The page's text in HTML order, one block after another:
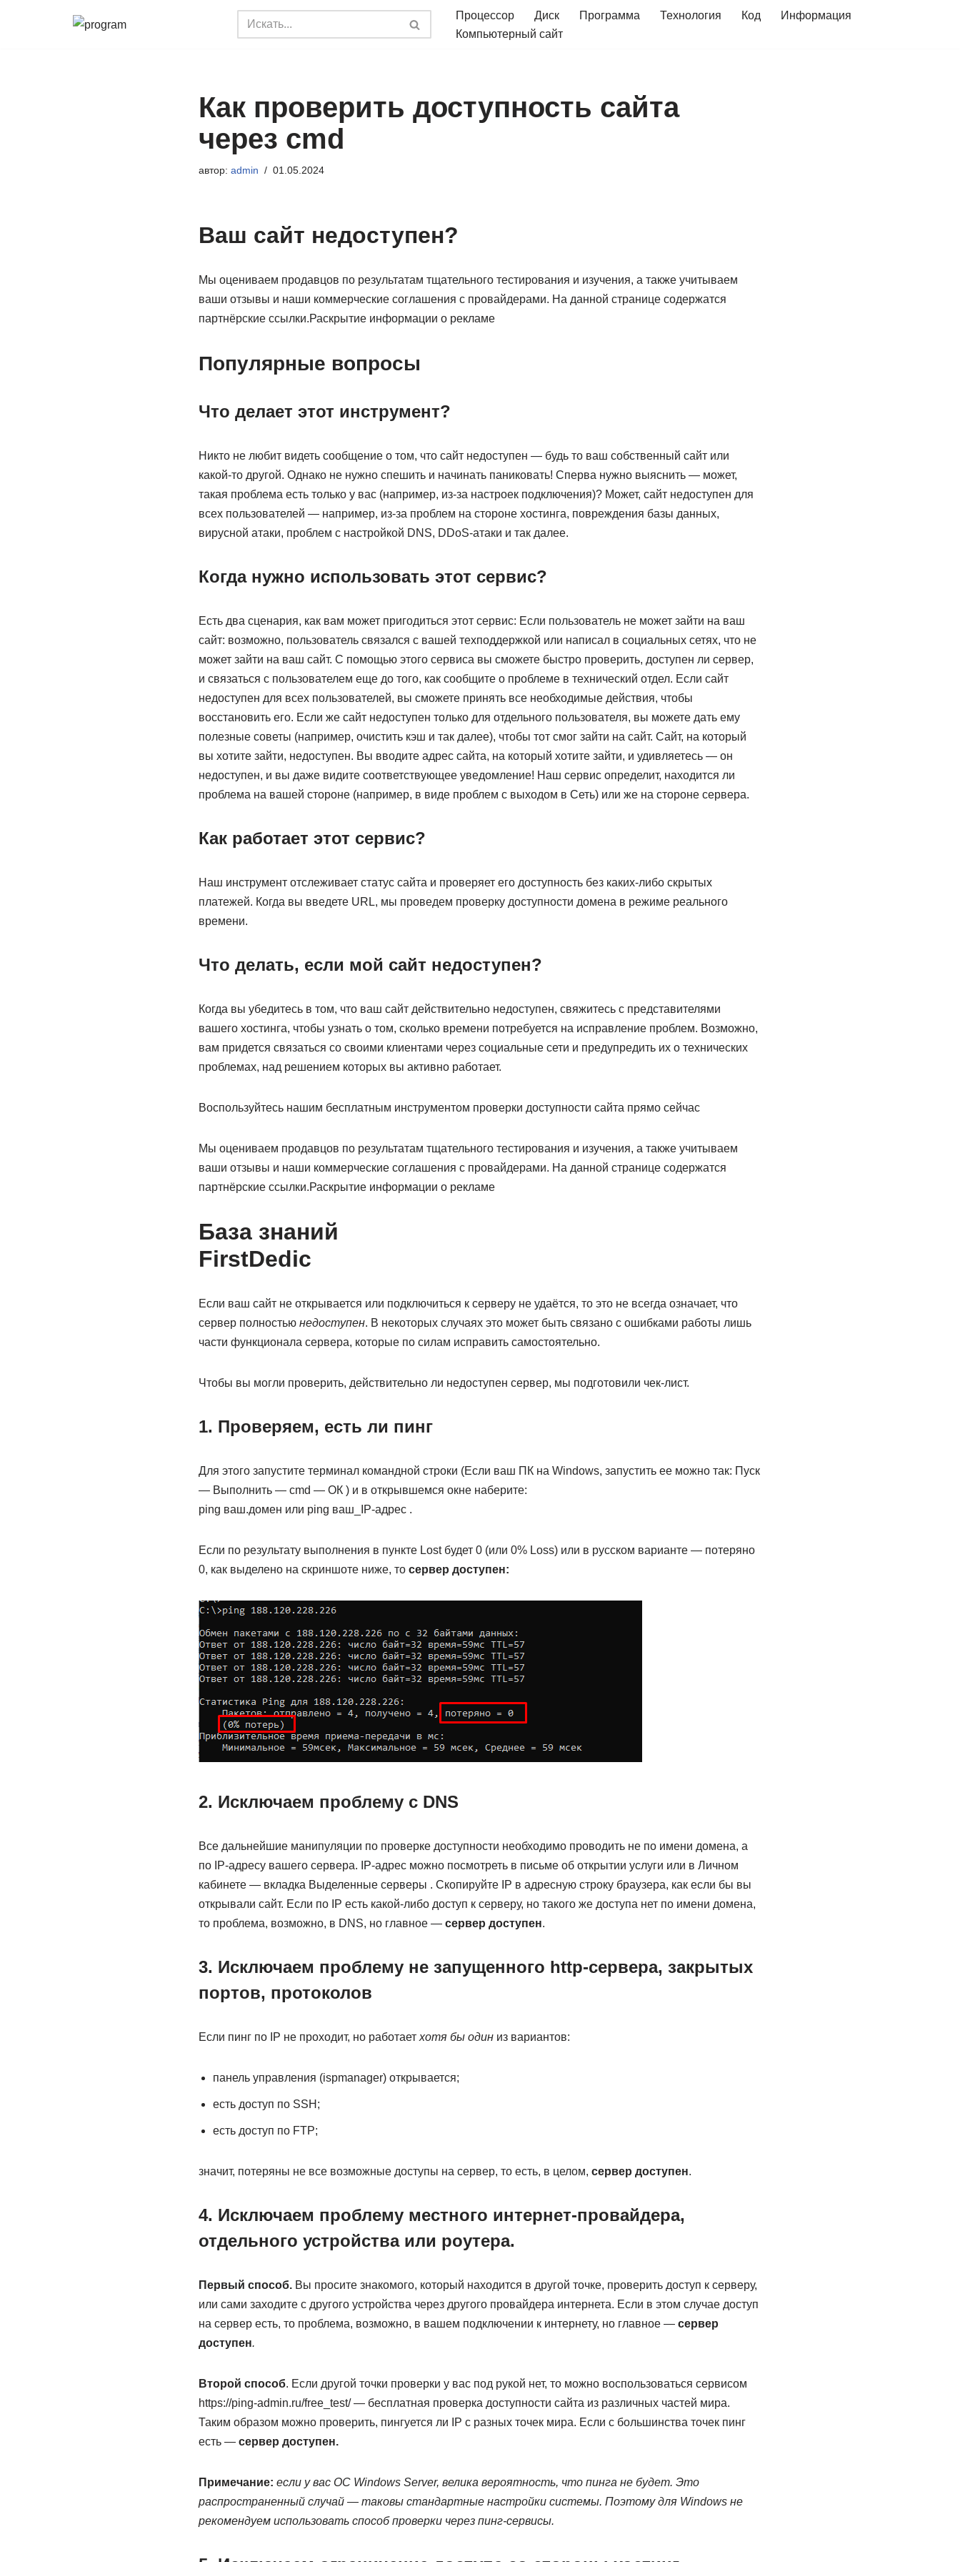
Процессор Диск Программа Технология Код
Информация
Компьютерный сайт
Как проверить доступность сайта
через cmd
автор: admin 01.05.2024
Ваш сайт недоступен?
Мы оцениваем продавцов по результатам тщательного тестирования и изучения, а также учитываем
ваши отзывы и наши коммерческие соглашения с провайдерами. На данной странице содержатся
партнёрские ссылки.Раскрытие информации о рекламе
Популярные вопросы
Что делает этот инструмент?
Никто не любит видеть сообщение о том, что сайт недоступен — будь то ваш собственный сайт или
какой-то другой. Однако не нужно спешить и начинать паниковать! Сперва нужно выяснить — может,
такая проблема есть только у вас (например, из-за настроек подключения)? Может, сайт недоступен для
всех пользователей — например, из-за проблем на стороне хостинга, повреждения базы данных,
вирусной атаки, проблем с настройкой DNS, DDoS-атаки и так далее.
Когда нужно использовать этот сервис?
Есть два сценария, как вам может пригодиться этот сервис: Если пользователь не может зайти на ваш
сайт: возможно, пользователь связался с вашей техподдержкой или написал в социальных сетях, что не
может зайти на ваш сайт. С помощью этого сервиса вы сможете быстро проверить, доступен ли сервер,
и связаться с пользователем еще до того, как сообщите о проблеме в технический отдел. Если сайт
недоступен для всех пользователей, вы сможете принять все необходимые действия, чтобы
восстановить его. Если же сайт недоступен только для отдельного пользователя, вы можете дать ему
полезные советы (например, очистить кэш и так далее), чтобы тот смог зайти на сайт. Сайт, на который
вы хотите зайти, недоступен. Вы вводите адрес сайта, на который хотите зайти, и удивляетесь — он
недоступен, и вы даже видите соответствующее уведомление! Наш сервис определит, находится ли
проблема на вашей стороне (например, в виде проблем с выходом в Сеть) или же на стороне сервера.
Как работает этот сервис?
Наш инструмент отслеживает статус сайта и проверяет его доступность без каких-либо скрытых
платежей. Когда вы введете URL, мы проведем проверку доступности домена в режиме реального
времени.
Что делать, если мой сайт недоступен?
Когда вы убедитесь в том, что ваш сайт действительно недоступен, свяжитесь с представителями
вашего хостинга, чтобы узнать о том, сколько времени потребуется на исправление проблем. Возможно,
вам придется связаться со своими клиентами через социальные сети и предупредить их о технических
проблемах, над решением которых вы активно работает.
Воспользуйтесь нашим бесплатным инструментом проверки доступности сайта прямо сейчас
Мы оцениваем продавцов по результатам тщательного тестирования и изучения, а также учитываем
ваши отзывы и наши коммерческие соглашения с провайдерами. На данной странице содержатся
партнёрские ссылки.Раскрытие информации о рекламе
База знаний
FirstDedic
Если ваш сайт не открывается или подключиться к серверу не удаётся, то это не всегда означает, что
сервер полностью недоступен. В некоторых случаях это может быть связано с ошибками работы лишь
части функционала сервера, которые по силам исправить самостоятельно.
Чтобы вы могли проверить, действительно ли недоступен сервер, мы подготовили чек-лист.
1. Проверяем, есть ли пинг
Для этого запустите терминал командной строки (Если ваш ПК на Windows, запустить ее можно так: Пуск
— Выполнить — cmd — ОК ) и в открывшемся окне наберите:
ping ваш.домен или ping ваш_IP-адрес .
Если по результату выполнения в пункте Lost будет 0 (или 0% Loss) или в русском варианте — потеряно
0, как выделено на скриншоте ниже, то сервер доступен:
2. Исключаем проблему с DNS
Все дальнейшие манипуляции по проверке доступности необходимо проводить не по имени домена, а
по IP-адресу вашего сервера. IP-адрес можно посмотреть в письме об открытии услуги или в Личном
кабинете — вкладка Выделенные серверы . Скопируйте IP в адресную строку браузера, как если бы вы
открывали сайт. Если по IP есть какой-либо доступ к серверу, но такого же доступа нет по имени домена,
то проблема, возможно, в DNS, но главное — сервер доступен.
3. Исключаем проблему не запущенного http-сервера, закрытых
портов, протоколов
Если пинг по IP не проходит, но работает хотя бы одиниз вариантов:
панель управления (ispmanager) открывается;
есть доступ по SSH;
есть доступ по FTP;
значит, потеряны не все возможные доступы на сервер, то есть, в целом, сервер доступен.
4. Исключаем проблему местного интернет-провайдера,
отдельного устройства или роутера.
Первый способ.Вы просите знакомого, который находится в другой точке, проверить доступ к серверу,
или сами заходите с другого устройства через другого провайдера интернета. Если в этом случае доступ
на сервер есть, то проблема, возможно, в вашем подключении к интернету, но главное — сервер
доступен.
Второй способ. Если другой точки проверки у вас под рукой нет, то можно воспользоваться сервисом
https://ping-admin.ru/free_test/ — бесплатная проверка доступности сайта из различных частей мира.
Таким образом можно проверить, пингуется ли IP с разных точек мира. Если с большинства точек пинг
есть — сервер доступен.
Примечание: если у вас ОС Windows Server, велика вероятность, что пинга не будет. Это
распространенный случай — таковы стандартные настройки системы. Поэтому для Windows не
рекомендуем использовать способ проверки через пинг-сервисы.